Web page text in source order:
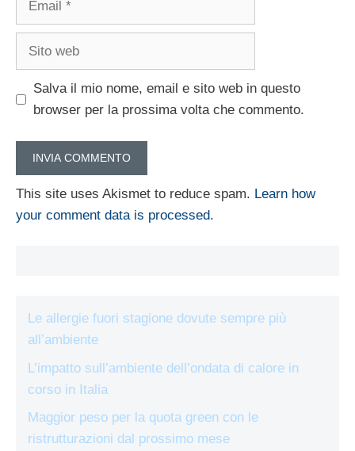
Sito
Salva il mio nome, email e sito web in questo
browser per la prossima volta che commento.
This site uses Akismet to reduce spam. Learn how
your comment data is processed.
Le allergie fuori stagione dovute sempre più
all’ambiente
L’impatto sull’ambiente dell’ondata di calore in
corso in Italia
Maggior peso per la quota green con le
ristrutturazioni dal prossimo mese